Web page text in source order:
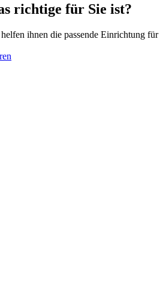
richtige für Sie ist?
ihnen die passende Einrichtung für